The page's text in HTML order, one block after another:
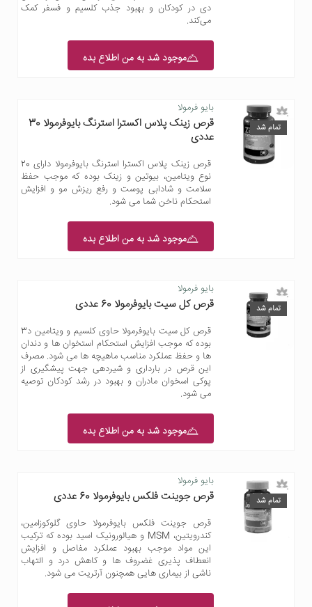
دی در کودکان و بهبود جذب کلسیم و فسفر کمک
می‌کند.
موجود شد به من اطلاع بده
تمام شد
بایو فرمولا
قرص زینک پلاس اکسترا استرنگ بایوفرمولا 30
عددی
قرص زینک پلاس اکسترا استرنگ بایوفرمولا دارای 20
نوع ویتامین، بیوتین و زینک بوده که موجب حفظ
سلامت و شادابی پوست و رفع ریزش مو و افزایش
استحکام ناخن شما می شود.
موجود شد به من اطلاع بده
تمام شد
بایو فرمولا
قرص کل سیت بایوفرمولا 60 عددی
قرص کل سیت بایوفرمولا حاوی کلسیم و ویتامین د3
بوده که موجب افزایش استحکام استخوان ها و دندان
ها و حفظ عملکرد مناسب ماهیچه ها می شود. مصرف
این قرص در بارداری و شیردهی جهت پیشگیری از
پوکی اسخوان مادران و بهبود در رشد کودکان توصیه
می شود.
موجود شد به من اطلاع بده
تمام شد
بایو فرمولا
قرص جوینت فلکس بایوفرمولا 60 عددی
قرص جوینت فلکس بایوفرمولا حاوی گلوکوزامین،
کندرویتین، MSM و هیالورونیک اسید بوده که ترکیب
این مواد موجب بهبود عملکرد مفاصل و افزایش
انعطاف پذیری غضروف ها و کاهش درد و التهاب
ناشی از بیماری هایی همچنون آرتریت می شود.